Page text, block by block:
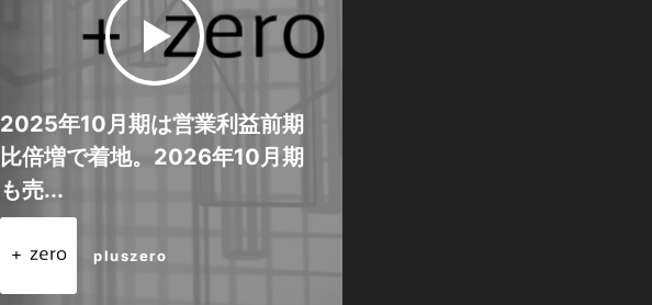
pluszero
2025年10月期は営業利益前期
比倍増で着地。2026年10月期
も売...